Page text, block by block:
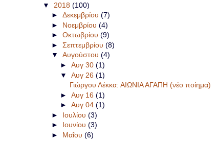
▼ 2018 (100)
► Δεκεμβρίου (7)
► Νοεμβρίου (4)
► Οκτωβρίου (9)
► Σεπτεμβρίου (8)
▼ Αυγούστου (4)
►Αυγ 30(1)
▼Αυγ 26(1)
Γιώργου Λέκκα: ΑΙΩΝΙΑ ΑΓΑΠΗ (νέο ποίημα)
►Αυγ 16(1)
►Αυγ 04(1)
► Ιουλίου (3)
► Ιουνίου (3)
► Μαΐου (6)